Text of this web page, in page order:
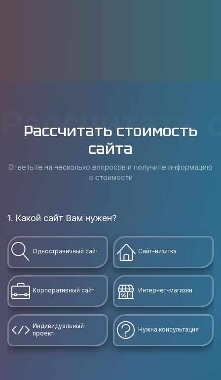
Рассчитать стоимость
сайта
Ответьте на несколько вопросов и получите информацию
о стоимости
1. Какой сайт Вам нужен?
Одностраничный сайт Сайт-визитка
Корпоративный сайт Интернет-магазин
Индивидуальный
проект
Нужна консультация